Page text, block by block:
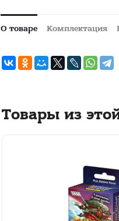
О товаре Комплектация
Товары из